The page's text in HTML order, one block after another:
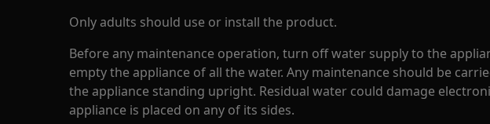
Only adults should use or install the product.
Before any maintenance operation, turn off water supply to the
empty the appliance of all the water. Any maintenance should be
the appliance standing upright. Residual water could damage
appliance is placed on any of its sides.